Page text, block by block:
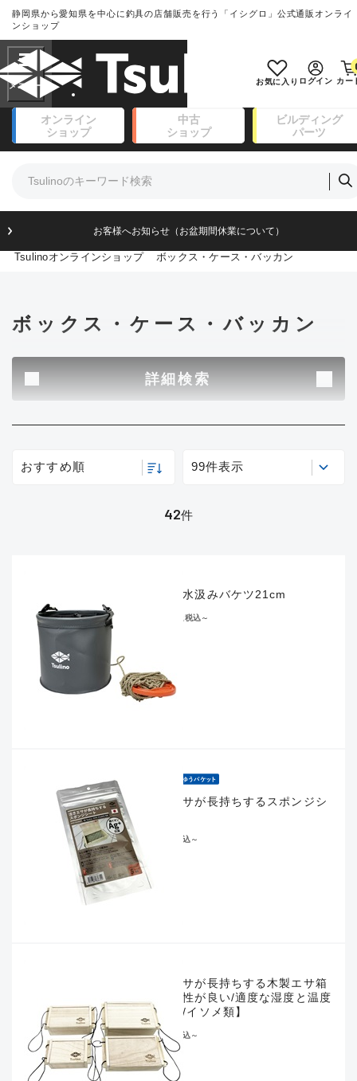
静岡県から愛知県を中心に釣具の店舗販売を行う「イシグロ」公式通販オンライ
ンショップ
お気に入り ログイン カー
オンライン
ショップ
中古
ショップ
ビルディング
パーツ
て） お客様へお知らせ（お盆期間休
Tsulinoオンラインショップ ボックス・ケース・バッカン
フリーワード
商品カテゴリ
リール・カスタムパーツ(14)
ルアー・エギ(171)
フィッシングアパレル(174)
針・仕掛(156)
ボックス・ケース・バッカン(49)
アウトドア(16)
その他
在庫有のみ (42)
この条件で検索する
ランクとは？
良
悪
SA
新古品（メーカー問屋から仕入れ
た未使用品）
※店頭展示時の置き傷が付いているも
のも含む
傷が極めて少ない極上品
使用感や傷は少なく比較的美品
立つ傷が多い品
ボックス・ケース・バッカン
詳細検索
おすすめ順 99件表示
42件
網付き水汲みバケツ21cm
¥1,408税込～
活きエサが長持ちするスポンジシ
税込～
活きエサが長持ちする木製エサ箱
【通気性が良い/適度な湿度と温度
を保つ/イソメ類】
¥550
税込～